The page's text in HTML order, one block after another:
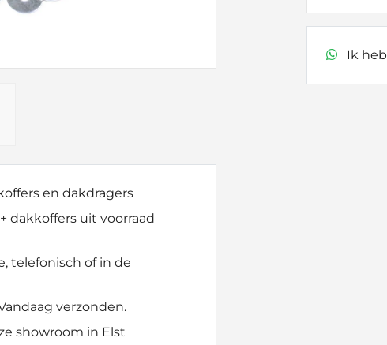
en dakdragers
dakkoffers uit voorraad
telefonisch of in de
verzonden.
showroom in Elst
aantal
Ik